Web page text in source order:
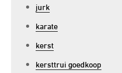
jurk
karate
kerst
kersttrui goedkoop